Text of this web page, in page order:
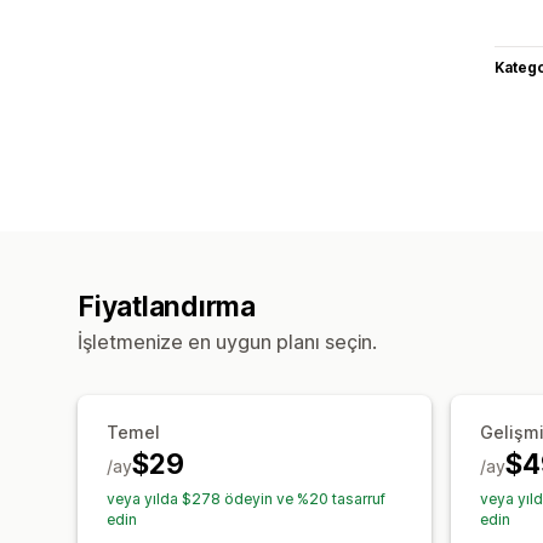
Fiyatlandırma
İşletmenize en uygun planı seçin.
Temel
$29
/ay
veya yılda $278 ödeyin ve %20 tasarruf
edin
/ay
veya
edin